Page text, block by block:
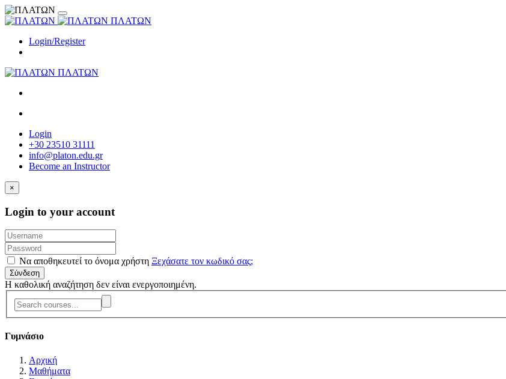
ΠΛΑΤΩΝ
Login/Register
ΠΛΑΤΩΝ
Login
+30 23510 31111
info@platon.edu.gr
Become an Instructor
×
Login to your account
Να αποθηκευτεί το όνομα χρήστη Ξεχάσατε τον κωδικό σας;
Σύνδεση
Η καθολική αναζήτηση δεν είναι ενεργοποιημένη.
Γυμνάσιο
Αρχική
Μαθήματα